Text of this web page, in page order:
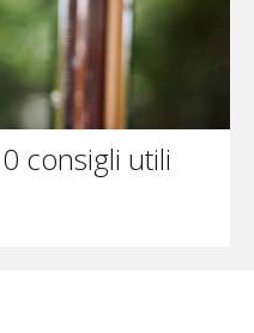
consigli utili